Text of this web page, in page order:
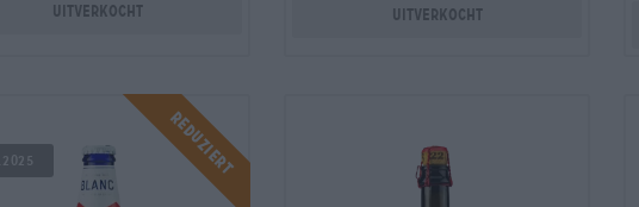
Uitverkocht Uitverkocht
Reduziert